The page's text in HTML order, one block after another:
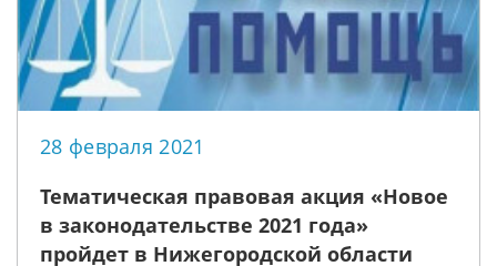
28 февраля 2021
Тематическая правовая акция «Новое
в законодательстве 2021 года»
пройдет в Нижегородской области